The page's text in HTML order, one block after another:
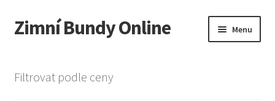
Přeskočit
na
Přejít
k
Zimní Bundy Online Menu
Filtrovat podle ceny